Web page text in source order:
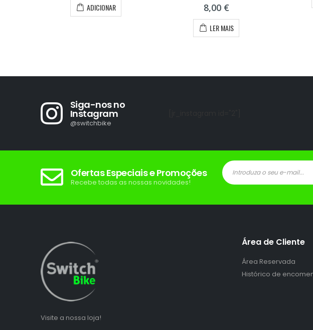
ADICIONAR out of 5
8,00 €
LER MAIS
Siga-nos no
Instagram
@switchbike
Ofertas Especiais e Promoções
Recebe todas as nossas novidades!
Visite a nossa loja!
Área de Cliente
Área Reservada
Histórico de